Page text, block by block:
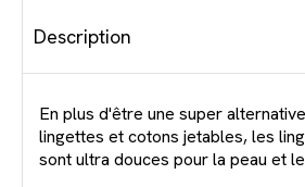
Description
En plus d'être une super
lingettes et cotons jetables, les
sont ultra douces pour la peau et